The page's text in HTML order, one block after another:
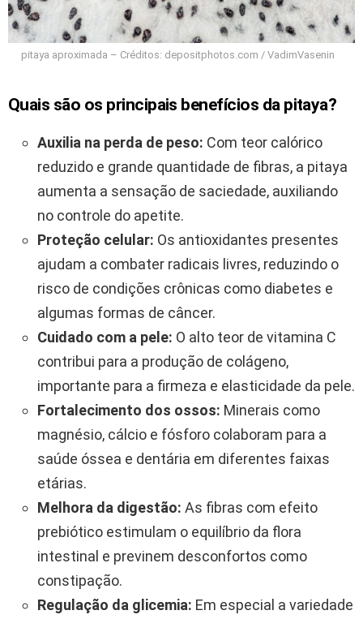
pitaya aproximada – Créditos: depositphotos.com / VadimVasenin
Quais são os principais benefícios da pitaya?
Auxilia na perda de peso: Com teor calórico
reduzido e grande quantidade de fibras, a pitaya
aumenta a sensação de saciedade, auxiliando
no controle do apetite.
Proteção celular: Os antioxidantes presentes
ajudam a combater radicais livres, reduzindo o
risco de condições crônicas como diabetes e
algumas formas de câncer.
Cuidado com a pele: O alto teor de vitamina C
contribui para a produção de colágeno,
importante para a firmeza e elasticidade da pele.
Fortalecimento dos ossos: Minerais como
magnésio, cálcio e fósforo colaboram para a
saúde óssea e dentária em diferentes faixas
etárias.
Melhora da digestão: As fibras com efeito
prebiótico estimulam o equilíbrio da flora
intestinal e previnem desconfortos como
constipação.
Regulação da glicemia: Em especial a variedade